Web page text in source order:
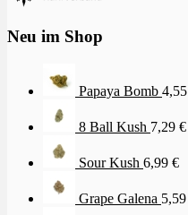
Neu im Shop
Papaya Bomb 4,55
8 Ball Kush 7,29 €
Sour Kush 6,99 €
Grape Galena 5,59